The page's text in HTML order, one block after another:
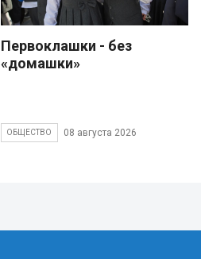
Первоклашки - без
«домашки»
ОБЩЕСТВО 08 августа 2026